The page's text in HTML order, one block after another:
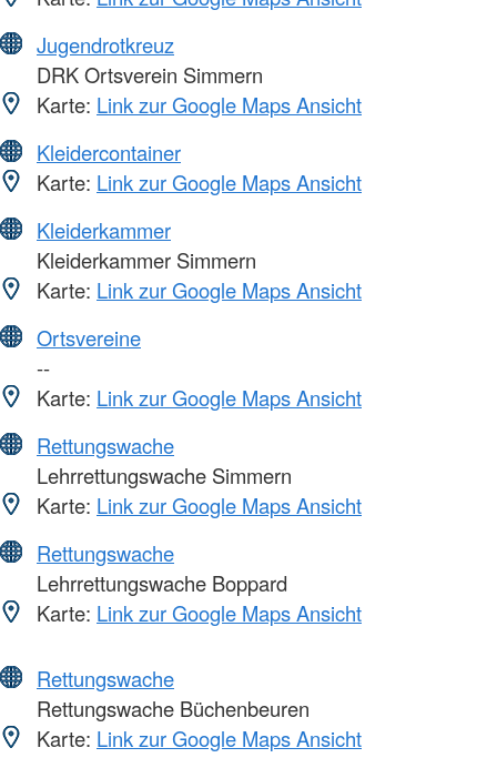
Jugendrotkreuz
DRK Ortsverein Simmern
Karte: Link zur Google Maps Ansicht
Kleidercontainer
Karte: Link zur Google Maps Ansicht
Kleiderkammer
Kleiderkammer Simmern
Karte: Link zur Google Maps Ansicht
Ortsvereine
--
Karte: Link zur Google Maps Ansicht
Rettungswache
Lehrrettungswache Simmern
Karte: Link zur Google Maps Ansicht
Rettungswache
Lehrrettungswache Boppard
Karte: Link zur Google Maps Ansicht
Rettungswache
Rettungswache Büchenbeuren
Karte: Link zur Google Maps Ansicht